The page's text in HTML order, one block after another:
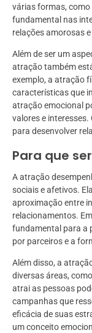
várias formas,
fundamental nas
relações amorosas
Além de ser um
atração também
exemplo, a atração
características que
atração emocional
valores e interesses.
para desenvolver
Para que
A atração
sociais e afetivos.
aproximação entre
relacionamentos.
fundamental para a
por parceiros e a
Além disso, a
diversas áreas,
atrai as pessoas
campanhas que
eficácia de suas
um conceito